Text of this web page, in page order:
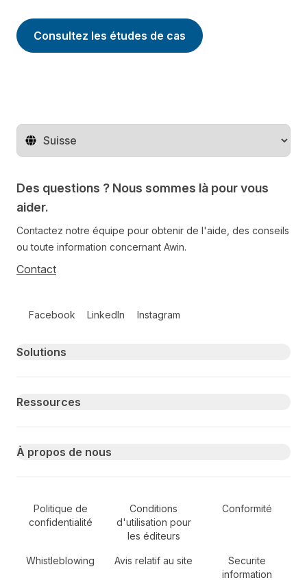
Consultez les études de cas
Changer de pays
Des questions ? Nous sommes là pour vous
aider.
Contactez notre équipe pour obtenir de l'aide, des conseils
ou toute information concernant Awin.
Contact
Facebook LinkedIn Instagram
Primary footer navigation
Solutions
Ressources
À propos de nous
Secondary Footer Navigation
Politique de
confidentialité
Conditions
d'utilisation pour
les éditeurs
Conformité
Whistleblowing Avis relatif au site
Securite
information